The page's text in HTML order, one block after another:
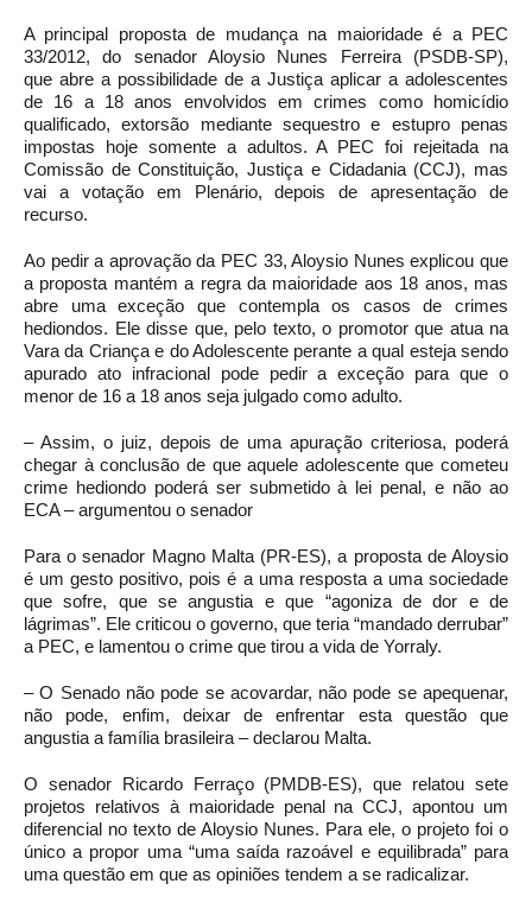
A principal proposta de mudança na maioridade é a PEC
33/2012, do senador Aloysio Nunes Ferreira (PSDB-SP),
que abre a possibilidade de a Justiça aplicar a adolescentes
de 16 a 18 anos envolvidos em crimes como homicídio
qualificado, extorsão mediante sequestro e estupro penas
impostas hoje somente a adultos. A PEC foi rejeitada na
Comissão de Constituição, Justiça e Cidadania (CCJ), mas
vai a votação em Plenário, depois de apresentação de
recurso.
Ao pedir a aprovação da PEC 33, Aloysio Nunes explicou que
a proposta mantém a regra da maioridade aos 18 anos, mas
abre uma exceção que contempla os casos de crimes
hediondos. Ele disse que, pelo texto, o promotor que atua na
Vara da Criança e do Adolescente perante a qual esteja sendo
apurado ato infracional pode pedir a exceção para que o
menor de 16 a 18 anos seja julgado como adulto.
– Assim, o juiz, depois de uma apuração criteriosa, poderá
chegar à conclusão de que aquele adolescente que cometeu
crime hediondo poderá ser submetido à lei penal, e não ao
ECA – argumentou o senador
Para o senador Magno Malta (PR-ES), a proposta de Aloysio
é um gesto positivo, pois é a uma resposta a uma sociedade
que sofre, que se angustia e que “agoniza de dor e de
lágrimas”. Ele criticou o governo, que teria “mandado derrubar”
a PEC, e lamentou o crime que tirou a vida de Yorraly.
– O Senado não pode se acovardar, não pode se apequenar,
não pode, enfim, deixar de enfrentar esta questão que
angustia a família brasileira – declarou Malta.
O senador Ricardo Ferraço (PMDB-ES), que relatou sete
projetos relativos à maioridade penal na CCJ, apontou um
diferencial no texto de Aloysio Nunes. Para ele, o projeto foi o
único a propor uma “uma saída razoável e equilibrada” para
uma questão em que as opiniões tendem a se radicalizar.